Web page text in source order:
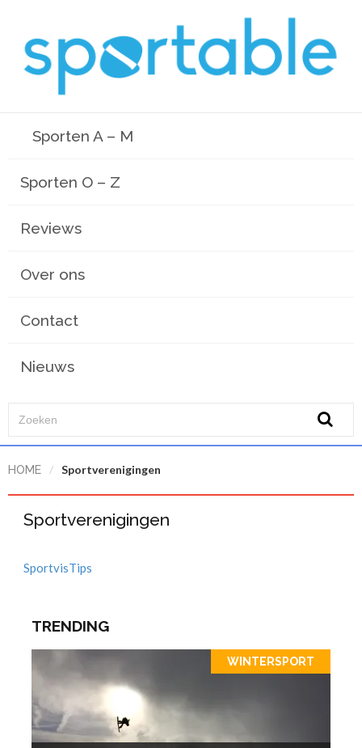
Sporten A – M
Sporten O – Z
Reviews
Over ons
Contact
Nieuws
HOME / Sportverenigingen
Sportverenigingen
SportvisTips
TRENDING
WINTERSPORT